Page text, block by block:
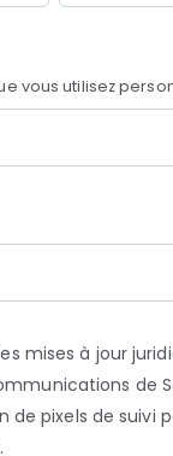
vous utilisez
mises à jour
de
de pixels de suivi